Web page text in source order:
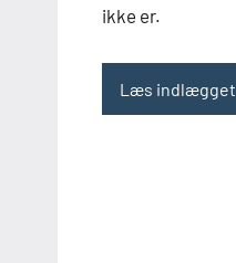
ikke er.
Læs indlægget